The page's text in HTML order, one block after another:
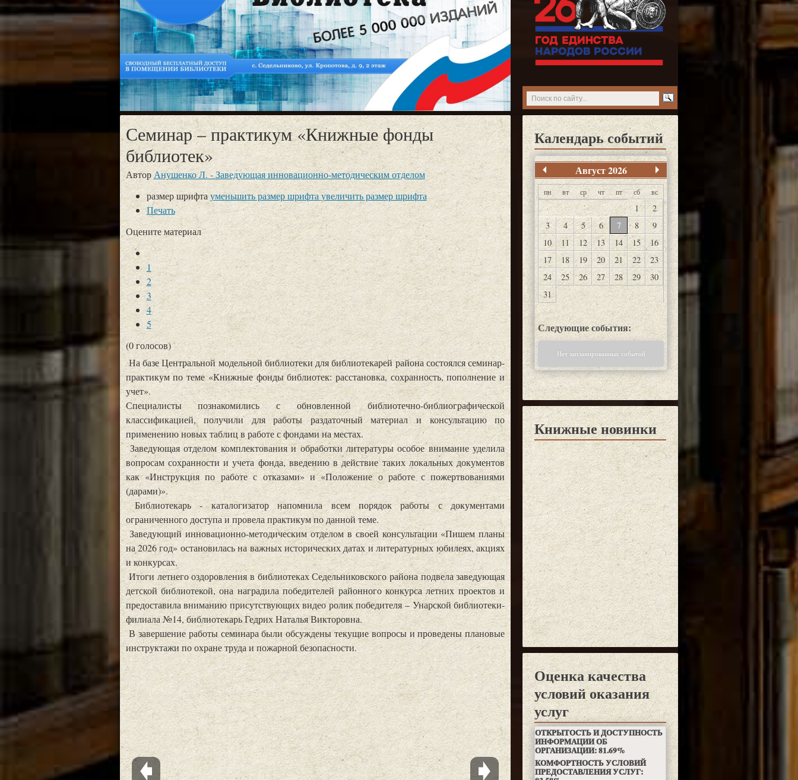
Семинар – практикум «Книжные фонды
библиотек»
АвторАнушенко Л. - Заведующая инновационно-методическим отделом
размер шрифта уменьшить размер шрифта увеличить размер шрифта
Печать
Оцените материал
1
2
3
4
5
(0 голосов)
На базе Центральной модельной библиотеки для библиотекарей района состоялся семинар-
практикум по теме «Книжные фонды библиотек: расстановка, сохранность, пополнение и
учет».
Специалисты познакомились с обновленной библиотечно-библиографической
классификацией, получили для работы раздаточный материал и консультацию по
применению новых таблиц в работе с фондами на местах.
Заведующая отделом комплектования и обработки литературы особое внимание уделила
вопросам сохранности и учета фонда, введению в действие таких локальных документов
как «Инструкция по работе с отказами» и «Положение о работе с пожертвованиями
(дарами)».
Библиотекарь - каталогизатор напомнила всем порядок работы с документами
ограниченного доступа и провела практикум по данной теме.
Заведующий инновационно-методическим отделом в своей консультации «Пишем планы
на 2026 год» остановилась на важных исторических датах и литературных юбилеях, акциях
и конкурсах.
Итоги летнего оздоровления в библиотеках Седельниковского района подвела заведующая
детской библиотекой, она наградила победителей районного конкурса летних проектов и
предоставила вниманию присутствующих видео ролик победителя – Унарской библиотеки-
филиала №14, библиотекарь Гедрих Наталья Викторовна.
В завершение работы семинара были обсуждены текущие вопросы и проведены плановые
инструктажи по охране труда и пожарной безопасности.
Календарь событий
Август 2026
пн вт ср чт пт сб вс
1
2
3
4 5 6 7 8
9
10
11 12 13 14 15
16
17
18 19 20 21 22
23
24
25 26 27 28 29
30
31
Следующие события:
Нет запланированных событий
Книжные новинки
Оценка качества
условий оказания
услуг
ОТКРЫТОСТЬ И ДОСТУПНОСТЬ
ИНФОРМАЦИИ ОБ
ОРГАНИЗАЦИИ:81.69%
КОМФОРТНОСТЬ УСЛОВИЙ
ПРЕДОСТАВЛЕНИЯ УСЛУГ: